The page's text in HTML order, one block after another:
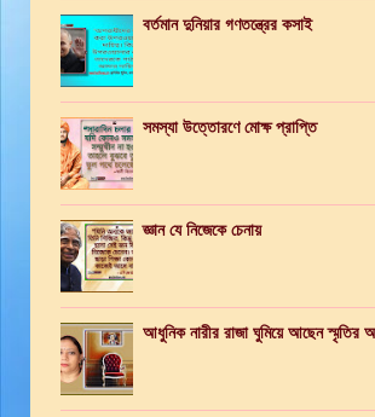
বর্তমান দুনিয়ার গণতন্ত্রের কসাই
সমস্যা উত্তোরণে মোক্ষ প্রাপ্তি
জ্ঞান যে নিজেকে চেনায়
আধুনিক নারীর রাজা ঘুমিয়ে আছেন স্মৃতির